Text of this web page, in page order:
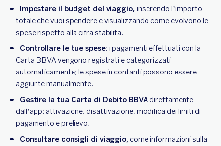
Impostare il budget del viaggio, inserendo l’importo
totale che vuoi spendere e visualizzando come evolvono le
spese rispetto alla cifra stabilita.
Controllare le tue spese: i pagamenti effettuati con la
Carta BBVA vengono registrati e categorizzati
automaticamente; le spese in contanti possono essere
aggiunte manualmente.
Gestire la tua Carta di Debito BBVA direttamente
dall’app: attivazione, disattivazione, modifica dei limiti di
pagamento e prelievo.
Consultare consigli di viaggio, come informazioni sulla